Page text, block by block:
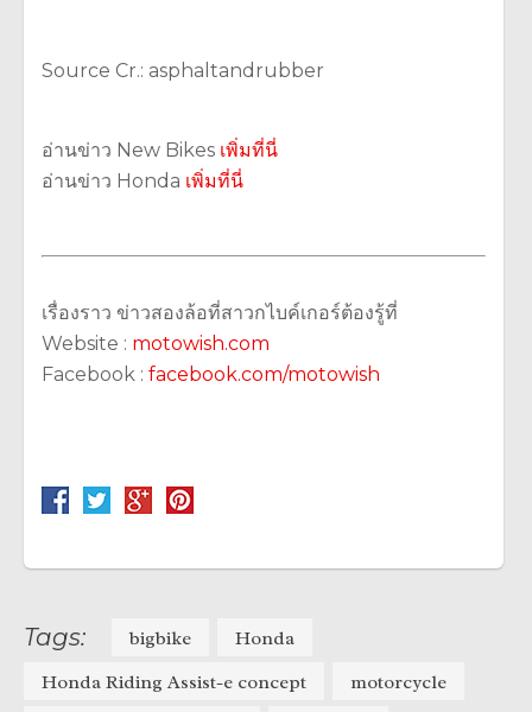
Source Cr.: asphaltandrubber
อ่านข่าว New Bikes เพิ่มที่นี่
อ่านข่าว Honda เพิ่มที่นี่
เรื่องราว ข่าวสองล้อที่สาวกไบค์เกอร์ต้องรู้ที่
Website : motowish.com
Facebook : facebook.com/motowish
Tags: bigbike
Honda
Honda Riding Assist-e concept
motorcycle